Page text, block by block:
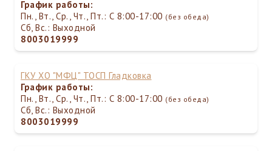
График работы:
Пн., Вт., Ср., Чт., Пт.: С 8:00-17:00 (без обеда)
Сб, Вс.: Выходной
8003019999
ГКУ ХО "МФЦ" ТОСП Гладковка
График работы:
Пн., Вт., Ср., Чт., Пт.: С 8:00-17:00 (без обеда)
Сб, Вс.: Выходной
8003019999